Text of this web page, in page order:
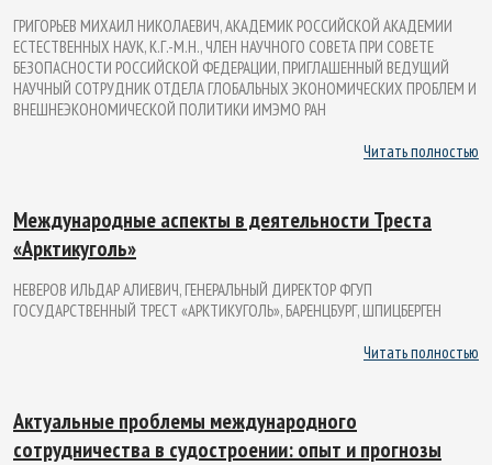
ГРИГОРЬЕВ МИХАИЛ НИКОЛАЕВИЧ, АКАДЕМИК РОССИЙСКОЙ АКАДЕМИИ
ЕСТЕСТВЕННЫХ НАУК, К.Г.-М.Н., ЧЛЕН НАУЧНОГО СОВЕТА ПРИ СОВЕТЕ
БЕЗОПАСНОСТИ РОССИЙСКОЙ ФЕДЕРАЦИИ, ПРИГЛАШЕННЫЙ ВЕДУЩИЙ
НАУЧНЫЙ СОТРУДНИК ОТДЕЛА ГЛОБАЛЬНЫХ ЭКОНОМИЧЕСКИХ ПРОБЛЕМ И
ВНЕШНЕЭКОНОМИЧЕСКОЙ ПОЛИТИКИ ИМЭМО РАН
Читать полностью
Международные аспекты в деятельности Треста
«Арктикуголь»
НЕВЕРОВ ИЛЬДАР АЛИЕВИЧ, ГЕНЕРАЛЬНЫЙ ДИРЕКТОР ФГУП
ГОСУДАРСТВЕННЫЙ ТРЕСТ «АРКТИКУГОЛЬ», БАРЕНЦБУРГ, ШПИЦБЕРГЕН
Читать полностью
Актуальные проблемы международного
сотрудничества в судостроении: опыт и прогнозы